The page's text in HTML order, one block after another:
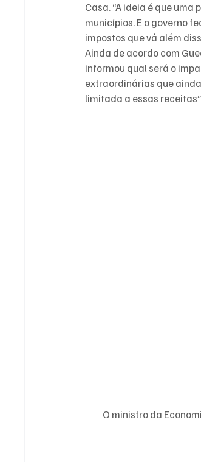
Casa. “A ideia é que
municípios. E o governo
impostos que vá além
Ainda de acordo com
informou qual será o
extraordinárias que
limitada a essas
O ministro da